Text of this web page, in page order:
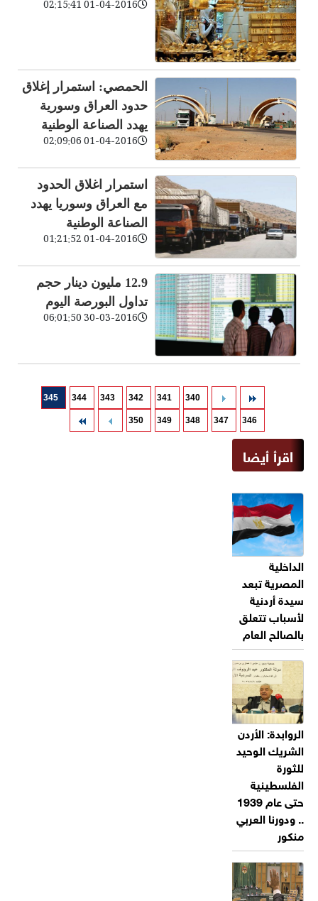
01-04-2016 02:15:41
الحمصي: استمرار إغلاق
حدود العراق وسورية
يهدد الصناعة الوطنية
01-04-2016 02:09:06
استمرار اغلاق الحدود
مع العراق وسوريا يهدد
الصناعة الوطنية
01-04-2016 01:21:52
12.9 مليون دينار حجم
تداول البورصة اليوم
30-03-2016 06:01:50
340
341
342
343
344
345
346
347
348
349
350
اقرأ أيضا
الداخلية
المصرية تبعد
سيدة أردنية
لأسباب تتعلق
بالصالح العام
الروابدة: الأردن
الشريك الوحيد
للثورة
الفلسطينية
حتى عام 1939
.. ودورنا العربي
منكور